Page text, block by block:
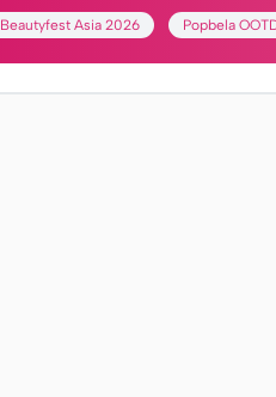
Beautyfest Asia 2026 Popbela